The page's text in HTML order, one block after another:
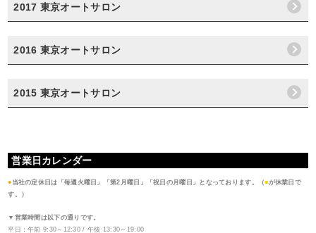
2017 東京オートサロン
2016 東京オートサロン
2015 東京オートサロン
営業日カレンダー
● 当社の定休日は「毎週火曜日」「第2月曜日」「祝日の月曜日」となっております。（■が休業日で
す。）
▼営業時間は以下の通りです。
平日：午前 9:30～12:30 / 午後 13:30～19:00